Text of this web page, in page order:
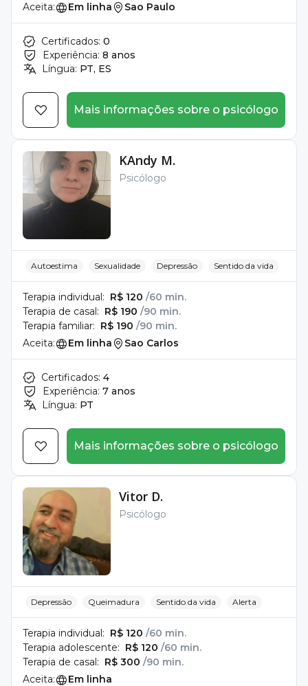
Aceita:
Em linha Sao Paulo
Certificados: 0
Experiência: 8 anos
Língua: PT, ES
Mais informações sobre o psicólogo
KAndy M.
Psicólogo
Autoestima Sexualidade Depressão Sentido da vida
Terapia individual: R$ 120 /60 min.
Terapia de casal: R$ 190 /90 min.
Terapia familiar: R$ 190 /90 min.
Aceita:
Em linha Sao Carlos
Certificados: 4
Experiência: 7 anos
Língua: PT
Mais informações sobre o psicólogo
Vitor D.
Psicólogo
Depressão Queimadura Sentido da vida Alerta
Terapia individual: R$ 120 /60 min.
Terapia adolescente: R$ 120 /60 min.
Terapia de casal: R$ 300 /90 min.
Aceita:
Em linha